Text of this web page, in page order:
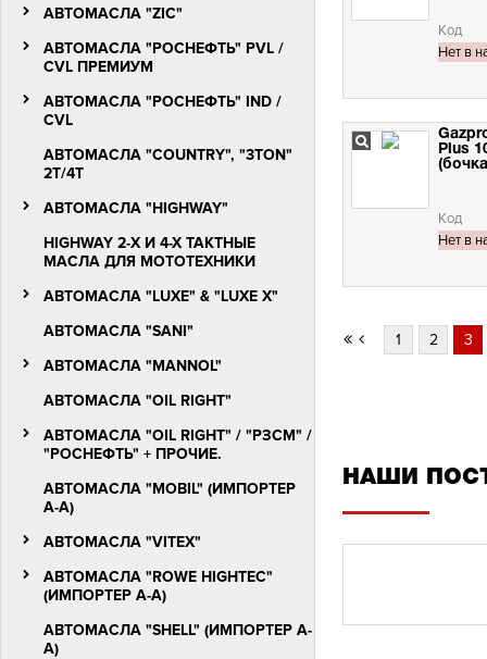
АВТОМАСЛА "ZIC"
АВТОМАСЛА "РОСНЕФТЬ" PVL /
СVL ПРЕМИУМ
АВТОМАСЛА "РОСНЕФТЬ" IND /
CVL
АВТОМАСЛА "COUNTRY", "3TON"
2T/4Т
АВТОМАСЛА "HIGHWAY"
HIGHWAY 2-Х И 4-Х ТАКТНЫЕ
МАСЛА ДЛЯ МОТОТЕХНИКИ
АВТОМАСЛА "LUXЕ" & "LUXE X"
АВТОМАСЛА "SANI"
АВТОМАСЛА "MANNOL"
АВТОМАСЛА "OIL RIGHT"
АВТОМАСЛА "OIL RIGHT" / "РЗСМ" /
"РОСНЕФТЬ" + ПРОЧИЕ.
АВТОМАСЛА "MOBIL" (ИМПОРТЕР
А-А)
АВТОМАСЛА "VITEX"
АВТОМАСЛА "ROWE HIGHTEC"
(ИМПОРТЕР А-А)
АВТОМАСЛА "SHELL" (ИМПОРТЕР А-
А)
Код
Нет в
Plus
Код
Нет в
1 2 3
НАШИ